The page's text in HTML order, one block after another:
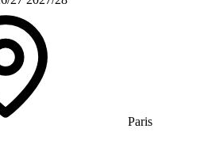
Paris